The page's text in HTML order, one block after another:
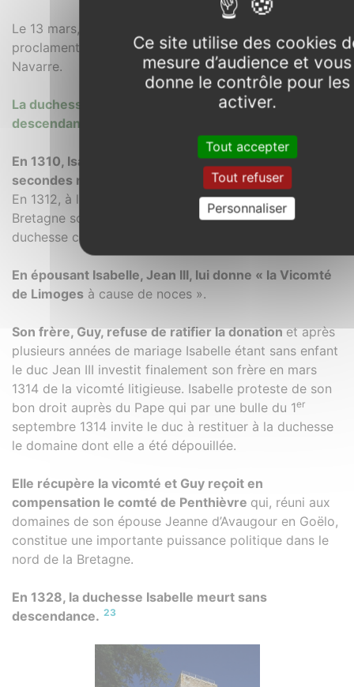
Le 13 mars, les Cortès de Puente la Reina, Navarre,
proclament Jeanne II et Philippe III, reine et roi de
Navarre.
La duchesse Isabelle de Castille meurt sans
descendance
En 1310, Isabelle de Castille épouse à Burgos en
secondes noces Jean,
fils d’Arthur II, duc de Bretagne.
En 1312, à la mort de son père, Jean devient duc de
Bretagne sous le nom de Jean III. Isabelle devient ainsi
duchesse consort de Bretagne.
En épousant Isabelle, Jean III, lui donne « la Vicomté
de Limoges à cause de noces ».
Son frère, Guy, refuse de ratifier la donationet après
plusieurs années de mariage Isabelle étant sans enfant
le duc Jean III investit finalement son frère en mars
1314 de la vicomté litigieuse. Isabelle proteste de son
bon droit auprès du Pape qui par une bulle du 1er
septembre 1314 invite le duc à restituer à la duchesse
le domaine dont elle a été dépouillée.
Elle récupère la vicomté et Guy reçoit en
compensation le comté de Penthièvre qui, réuni aux
domaines de son épouse Jeanne d’Avaugour en Goëlo,
constitue une importante puissance politique dans le
nord de la Bretagne.
En 1328, la duchesse Isabelle meurt sans
descendance. 23
Ce site utilise des cookies
mesure d’audience et vous
donne le contrôle pour les
activer.
Tout accepter
Tout refuser
Personnaliser